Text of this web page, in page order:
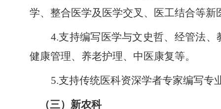
学、整合医学及医学交叉、医工结合等
4.支持编写医学与文史哲、经管法
健康管理、养老护理、中医康复等。
5.支持传统医科资深学者专家编写专
（三） 新农科